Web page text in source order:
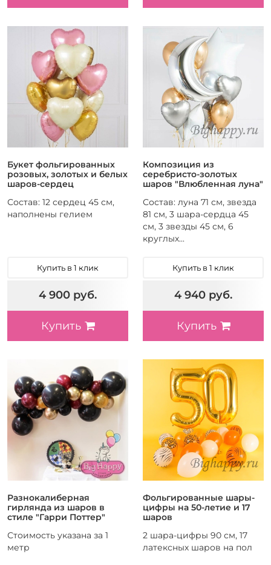
Букет фольгированных
розовых, золотых и белых
шаров-сердец
Состав: 12 сердец 45 см,
наполнены гелием
Купить в 1 клик
4 900 руб.
Купить
Композиция из
серебристо-золотых
шаров "Влюбленная луна"
Состав: луна 71 см, звезда
81 см, 3 шара-сердца 45
см, 3 звезды 45 см, 6
круглых...
Купить в 1 клик
4 940 руб.
Купить
Разнокалиберная
гирлянда из шаров в
стиле "Гарри Поттер"
Стоимость указана за 1
метр
Фольгированные шары-
цифры на 50-летие и 17
шаров
2 шара-цифры 90 см, 17
латексных шаров на пол